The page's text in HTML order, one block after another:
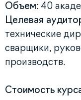
Объем: 40
Целевая
технические
сварщики,
производств.
Стоимость